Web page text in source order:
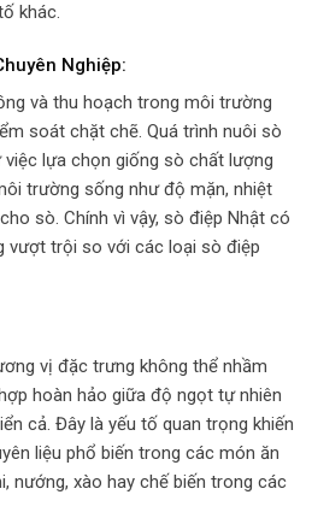
khác.
Nghiệp:
và thu hoạch trong môi trường
soát chặt chẽ. Quá trình nuôi sò
lựa chọn giống sò chất lượng
trường sống như độ mặn, nhiệt
sò. Chính vì vậy, sò điệp Nhật có
vượt trội so với các loại sò điệp
vị đặc trưng không thể nhầm
hoàn hảo giữa độ ngọt tự nhiên
cả. Đây là yếu tố quan trọng khiến
liệu phổ biến trong các món ăn
nướng, xào hay chế biến trong các